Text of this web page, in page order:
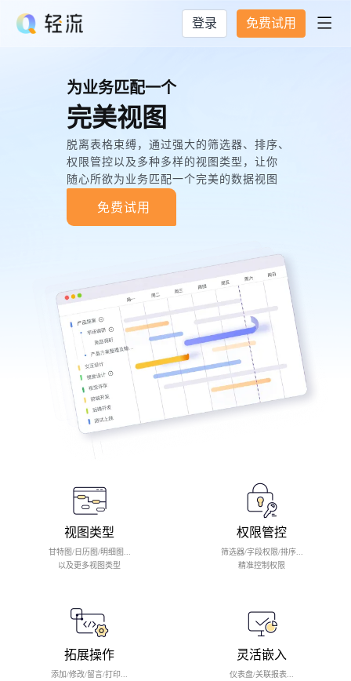
登录 免费试用 
为业务匹配一个
完美视图
脱离表格束缚，通过强大的筛选器、排序、
权限管控以及多种多样的视图类型，让你
随心所欲为业务匹配一个完美的数据视图
免费试用
视图类型
甘特图/日历图/明细图...
以及更多视图类型
权限管控
筛选器/字段权限/排序...
精准控制权限
拓展操作
添加/修改/留言/打印...
灵活嵌入
仪表盘/关联报表...